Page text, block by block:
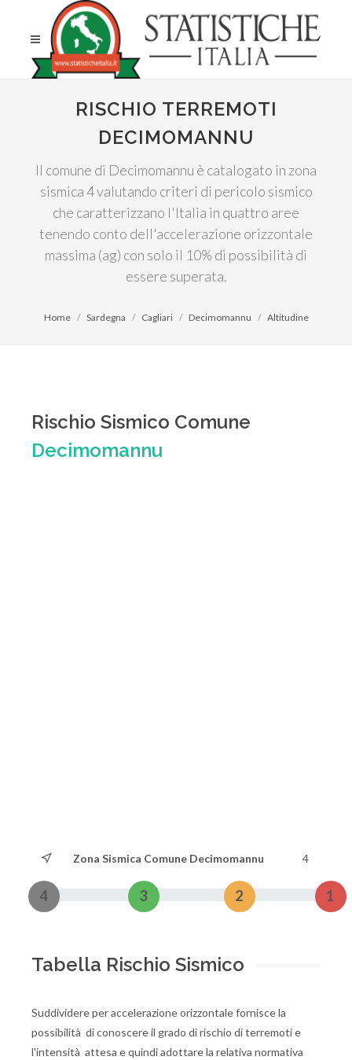
RISCHIO TERREMOTI
DECIMOMANNU
Il comune di Decimomannu è catalogato in zona
sismica 4 valutando criteri di pericolo sismico
che caratterizzano l'Italia in quattro aree
tenendo conto dell'accelerazione orizzontale
massima (ag) con solo il 10% di possibilità di
essere superata.
Home Sardegna Cagliari Decimomannu Altitudine
Rischio Sismico Comune
Decimomannu
Zona Sismica Comune Decimomannu 4
4 3 2 1
Tabella Rischio Sismico
Suddividere per accelerazione orizzontale fornisce la
possibilità di conoscere il grado di rischio di terremoti e
l'intensità attesa e quindi adottare la relativa normativa